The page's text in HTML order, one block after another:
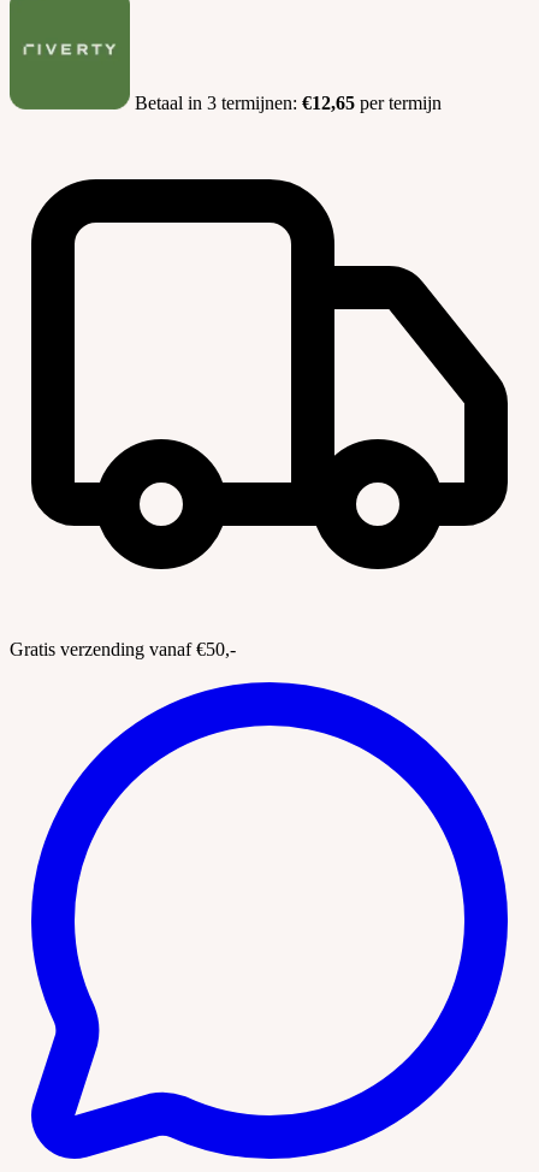
Betaal in 3 termijnen: €12,65 per termijn
Gratis verzending vanaf €50,-